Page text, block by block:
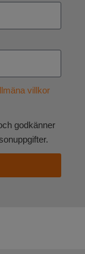
villkor
godkänner